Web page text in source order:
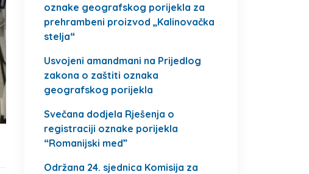
oznake geografskog porijekla za
prehrambeni proizvod „Kalinovačka
stelja“
Usvojeni amandmani na Prijedlog
zakona o zaštiti oznaka
geografskog porijekla
Svečana dodjela Rješenja o
registraciji oznake porijekla
“Romanijski med”
Održana 24. sjednica Komisija za